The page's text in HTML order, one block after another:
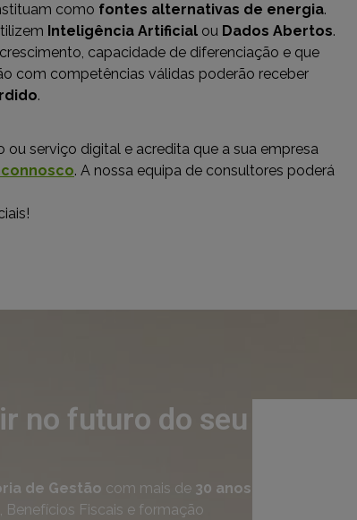
como fontes alternativas de energia.
Inteligência Artificial ou Dados Abertos.
capacidade de diferenciação e que
com competências válidas poderão receber
.
serviço digital e acredita que a sua empresa
. A nossa equipa de consultores poderá
no futuro do seu
de Gestão com mais de 30 anos
Fiscais e formação